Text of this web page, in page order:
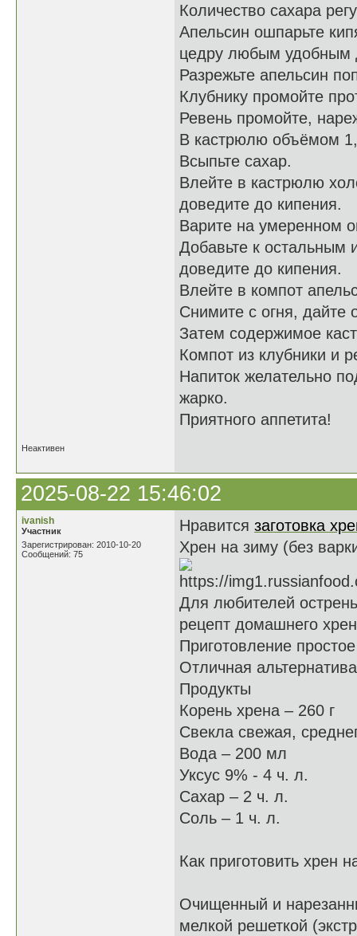
Количество сахара
Апельсин ошпарьте
цедру любым удобным
Разрежьте апельсин
Клубнику промойте
Ревень промойте,
В кастрюлю объёмом
Всыпьте сахар.
Влейте в кастрюлю
доведите до кипения.
Варите на умеренном
Добавьте к остальным
доведите до кипения.
Влейте в компот
Снимите с огня, дайте
Затем содержимое
Компот из клубники и
Напиток желательно
жарко.
Приятного аппетита!
Неактивен
2025-08-22 15:46:02
ivanish
Участник
Зарегистрирован: 2010-10-20
Сообщений: 75
Нравится заготовка
Хрен на зиму (без
Для любителей
рецепт домашнего
Приготовление
Отличная
Продукты
Корень хрена – 260 г
Свекла свежая,
Вода – 200 мл
Уксус 9% - 4 ч. л.
Сахар – 2 ч. л.
Соль – 1 ч. л.
Как приготовить хрен
Очищенный и
мелкой решеткой